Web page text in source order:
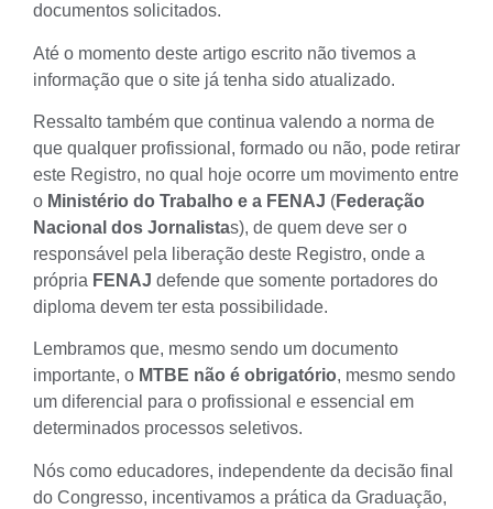
documentos solicitados.
Até o momento deste artigo escrito não tivemos a
informação que o site já tenha sido atualizado.
Ressalto também que continua valendo a norma de
que qualquer profissional, formado ou não, pode retirar
este Registro, no qual hoje ocorre um movimento entre
o Ministério do Trabalho e a FENAJ (Federação
Nacional dos Jornalistas), de quem deve ser o
responsável pela liberação deste Registro, onde a
própria FENAJ defende que somente portadores do
diploma devem ter esta possibilidade.
Lembramos que, mesmo sendo um documento
importante, o MTBE não é obrigatório, mesmo sendo
um diferencial para o profissional e essencial em
determinados processos seletivos.
Nós como educadores, independente da decisão final
do Congresso, incentivamos a prática da Graduação,